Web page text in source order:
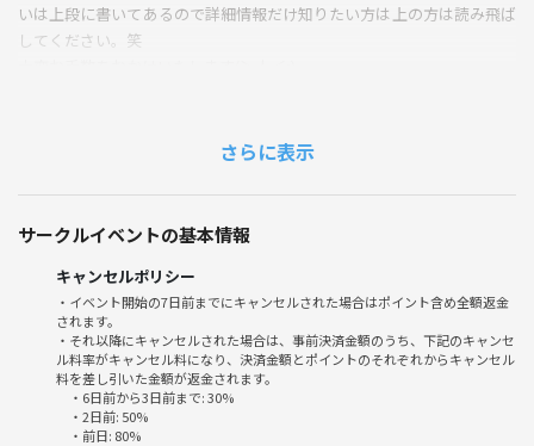
いは上段に書いてあるので詳細情報だけ知りたい方は上の方は読み飛ば
してください。笑
出あり！
JR線・新大阪駅 東口より徒歩3分
◾️Plannning agentグループとは！？
Plannning agentは東京をメインに活動している社会人サークルです！
主に20代〜30代の方々を対象に企画の運営をしておりつなげーと登録者
3700人以上のサークルです。
さらに表示
サークルイベントの基本情報
キャンセルポリシー
・イベント開始の7日前までにキャンセルされた場合はポイント含め全額返金
されます。
・それ以降にキャンセルされた場合は、事前決済金額のうち、下記のキャンセ
ル料率がキャンセル料になり、決済金額とポイントのそれぞれからキャンセル
料を差し引いた金額が返金されます。
・6日前から3日前まで: 30%
・2日前: 50%
・前日: 80%